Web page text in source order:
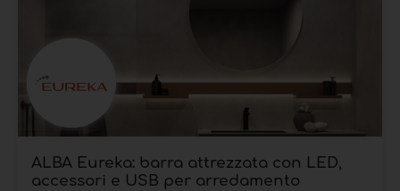
ALBA Eureka: barra attrezzata con LED,
accessori e USB per arredamento